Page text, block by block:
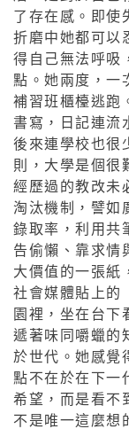
了存在感。即
折磨中她都可以
得自己無法呼吸
點。她兩度，一
補習班櫃檯逃跑
書寫，日記連流
後來連學校也很
則，大學是個很
經歷過的教改未
淘汰機制，譬如
錄取率，利用共
告偷懶、靠求情
大價值的一張紙
社會媒體貼上的
園裡，坐在台下
遞著味同嚼蠟的
於世代。她感覺
點不在於在下一
希望，而是看不
不是唯一這麼想